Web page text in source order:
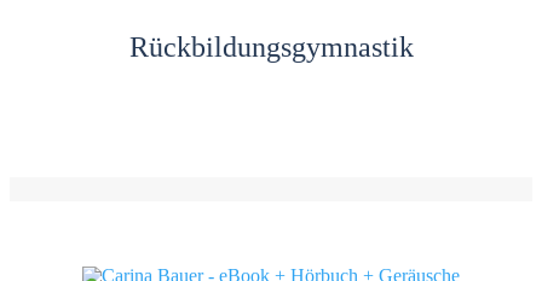
Rückbildungsgymnastik